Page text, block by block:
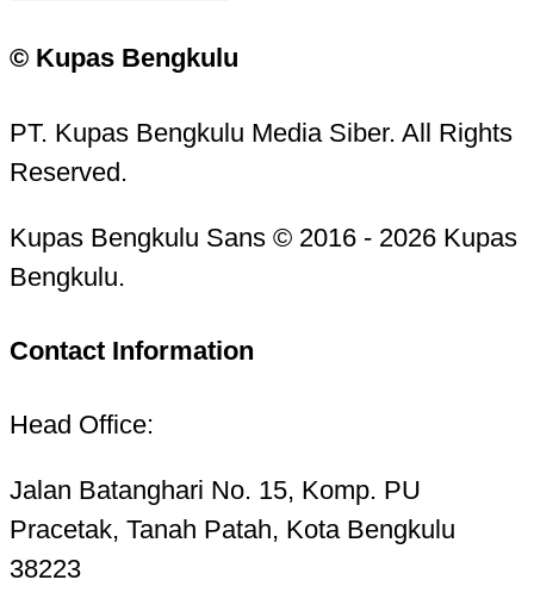
© Kupas Bengkulu
PT. Kupas Bengkulu Media Siber. All Rights
Reserved.
Kupas Bengkulu Sans © 2016 - 2026 Kupas
Bengkulu.
Contact Information
Head Office:
Jalan Batanghari No. 15, Komp. PU
Pracetak, Tanah Patah, Kota Bengkulu
38223